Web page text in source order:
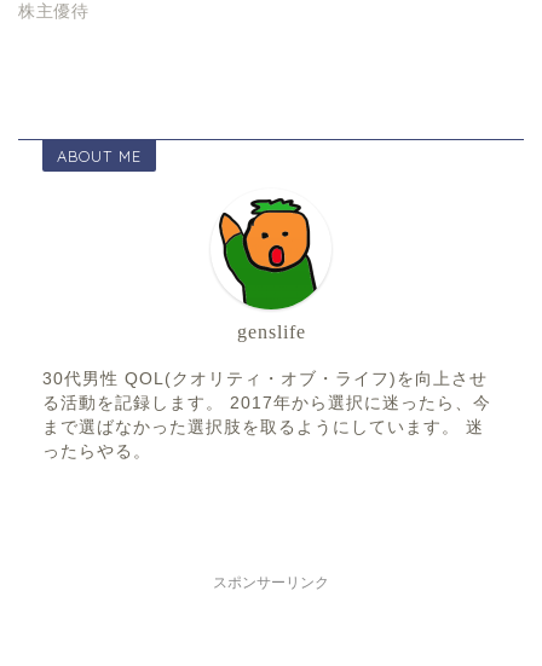
株主優待
ABOUT ME
genslife
30代男性 QOL(クオリティ・オブ・ライフ)を向上させ
る活動を記録します。 2017年から選択に迷ったら、今
まで選ばなかった選択肢を取るようにしています。 迷
ったらやる。
スポンサーリンク